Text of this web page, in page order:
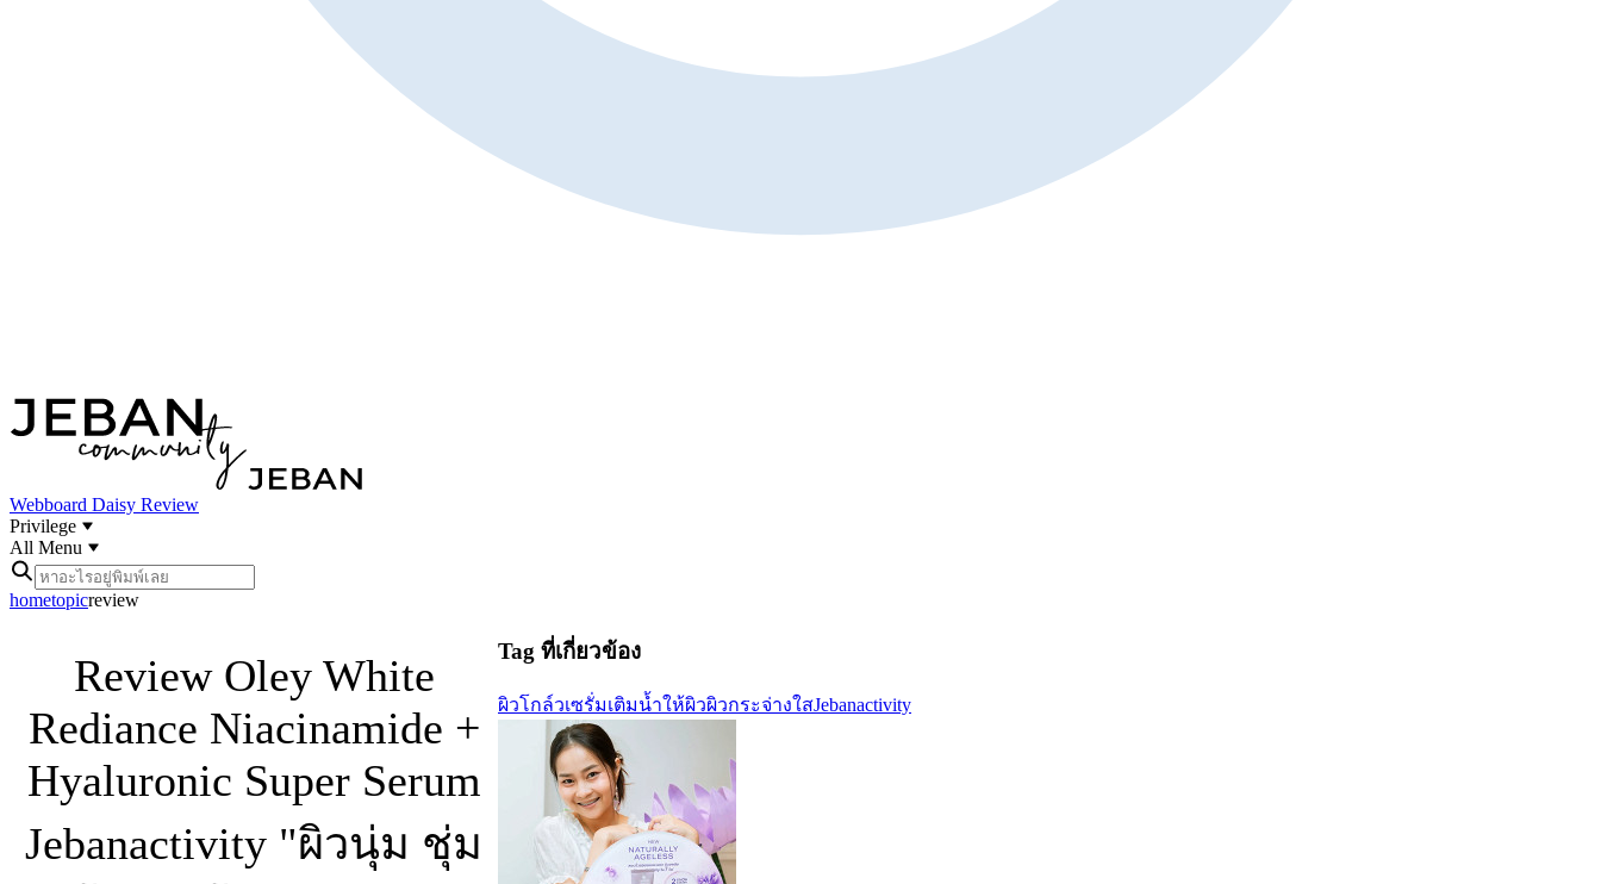
Webboard Daisy Review
Privilege
All Menu
hometopicreview
Review Oley White
Rediance Niacinamide +
Hyaluronic Super Serum
Jebanactivity "ผิวนุ่ม ชุ่ม
Tag ที่เกี่ยวข้อง
ผิวโกล์วเซรั่มเติมน้ำให้ผิวผิวกระจ่างใสJebanactivity